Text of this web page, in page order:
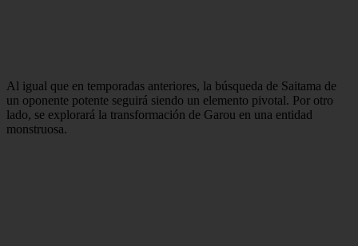
Al igual que en temporadas anteriores, la búsqueda de Saitama de
un oponente potente seguirá siendo un elemento pivotal. Por otro
lado, se explorará la transformación de Garou en una entidad
monstruosa.